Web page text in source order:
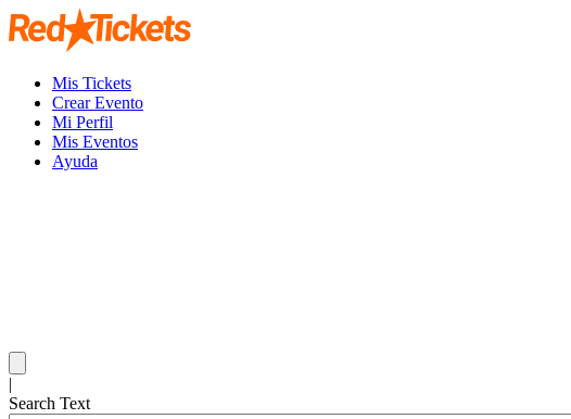
Mis Tickets
Crear Evento
Mi Perfil
Mis Eventos
Ayuda
|
Search Text